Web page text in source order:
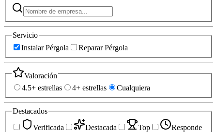
Servicio
Instalar Pérgola
Reparar Pérgola
Valoración
4.5+ estrellas
4+ estrellas Cualquiera
Destacados
Verificada
Destacada Top
Responde